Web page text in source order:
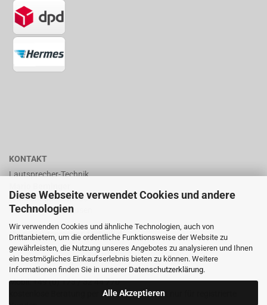
Diese Webseite verwendet Cookies und andere
Technologien
Wir verwenden Cookies und ähnliche Technologien, auch von
Drittanbietern, um die ordentliche Funktionsweise der Website zu
gewährleisten, die Nutzung unseres Angebotes zu analysieren und Ihnen
ein bestmögliches Einkaufserlebnis bieten zu können. Weitere
Informationen finden Sie in unserer Datenschutzerklärung.
Alle Akzeptieren
KONTAKT
Lautsprecher-Technik
Frankenhäuserstr. 65
99706 Sondershausen
shop@lautsprecher-technik.de
Tel.: +49 (0) 36 32 / 757 876
Fax: +49 (0) 36 32 / 757 875
Mobil: +49 (0) 173 / 32 44 770
kostenlose Beratung per Email oder Telefon nur für registrierte